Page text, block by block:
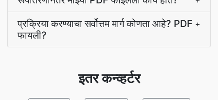
प्रक्रिया करण्याचा सर्वोत्तम मार्ग कोणता आहे? PDF
फायली?
+
इतर कन्व्हर्टर